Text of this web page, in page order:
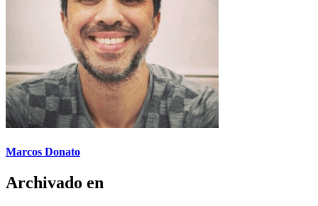
Marcos Donato
Archivado en